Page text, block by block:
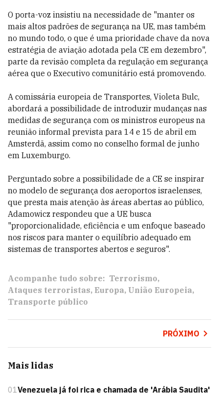
O porta-voz insistiu na necessidade de "manter os
mais altos padrões de segurança na UE, mas também
no mundo todo, o que é uma prioridade chave da nova
estratégia de aviação adotada pela CE em dezembro",
parte da revisão completa da regulação em segurança
aérea que o Executivo comunitário está promovendo.
A comissária europeia de Transportes, Violeta Bulc,
abordará a possibilidade de introduzir mudanças nas
medidas de segurança com os ministros europeus na
reunião informal prevista para 14 e 15 de abril em
Amsterdã, assim como no conselho formal de junho
em Luxemburgo.
Perguntado sobre a possibilidade de a CE se inspirar
no modelo de segurança dos aeroportos israelenses,
que presta mais atenção às áreas abertas ao público,
Adamowicz respondeu que a UE busca
"proporcionalidade, eficiência e um enfoque baseado
nos riscos para manter o equilíbrio adequado em
sistemas de transportes abertos e seguros".
Acompanhe tudo sobre: Terrorismo
Ataques terroristas Europa União Europeia
Transporte público
PRÓXIMO
Mais lidas
01Venezuela já foi rica e chamada de 'Arábia Saudita'